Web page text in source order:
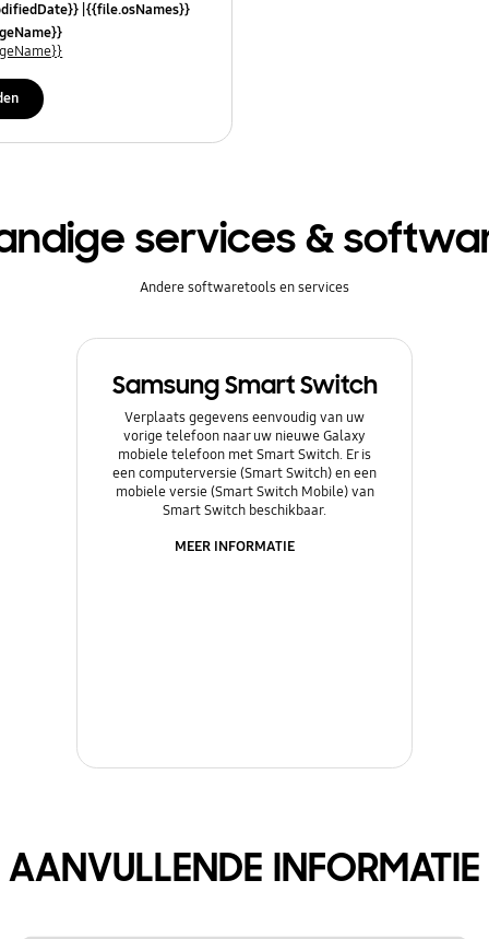
{{file.osNames}}
services &
Andere softwaretools en services
Samsung Smart Switch
Verplaats gegevens eenvoudig van uw
vorige telefoon naar uw nieuwe Galaxy
mobiele telefoon met Smart Switch. Er is
een computerversie (Smart Switch) en een
mobiele versie (Smart Switch Mobile) van
Smart Switch beschikbaar.
MEER INFORMATIE
AANVULLENDE INFORMATIE